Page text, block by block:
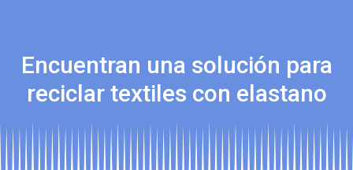
Encuentran una solución para
reciclar textiles con elastano